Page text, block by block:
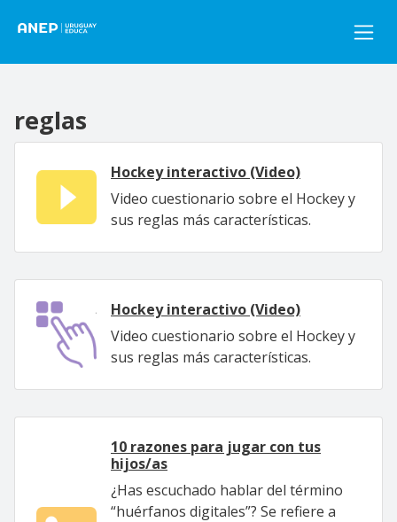
reglas
Hockey interactivo (Video)
Video cuestionario sobre el Hockey y
sus reglas más características.
Hockey interactivo (Video)
Video cuestionario sobre el Hockey y
sus reglas más características.
10 razones para jugar con tus
hijos/as
¿Has escuchado hablar del término
“huérfanos digitales”? Se refiere a